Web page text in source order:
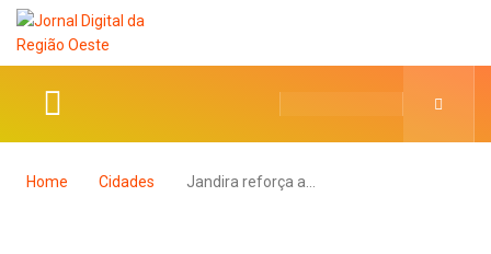
Home Cidades Jandira reforça a…